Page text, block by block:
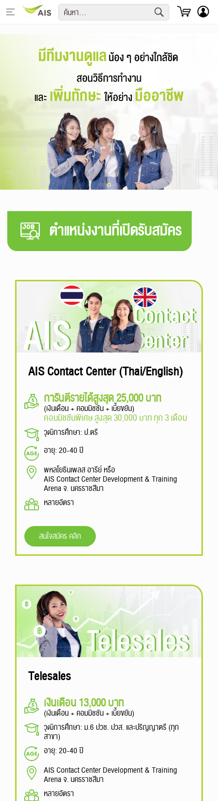
ตำแหน่งงานที่เปิดรับสมัคร
AIS Contact Center (Thai/English)
การันตีรายได้สูงสุด 25,000 บาท
(เงินเดือน + คอมมิชชัน + เบี้ยขยัน)
คอมมิชชันพิเศษ สูงสุด 30,000 บาท ทุก 3 เดือน
วุฒิการศึกษา: ป.ตรี
อายุ: 20-40 ปี
พหลโยธินเพลส อารีย์ หรือ
AIS Contact Center Development & Training
Arena จ. นครราชสีมา
หลายอัตรา
สนใจสมัคร คลิก
Telesales
เงินเดือน 13,000 บาท
(เงินเดือน + คอมมิชชัน + เบี้ยขยัน)
วุฒิการศึกษา: ม.6 ปวช. ปวส. และปริญญาตรี (ทุก
สาขา)
อายุ: 20-40 ปี
AIS Contact Center Development & Training
Arena จ. นครราชสีมา
หลายอัตรา
ย้ายค่ายเบอร์เดิม
มือถือ อุปกรณ์
รายเดือน
เติมเงิน
บริการ & แอปพลิเคชัน
ความบันเทิง
เซเรเนดสิทธิพิเศษ
หน้าหลักเอไอเอส
+
นักลงทุน
เกี่ยวกับเรา